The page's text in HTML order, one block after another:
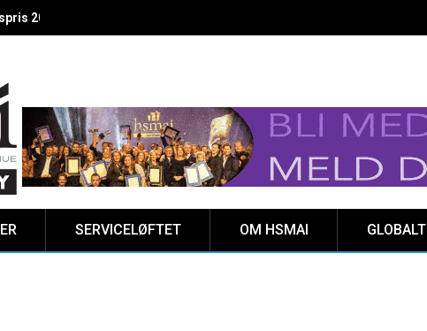
vinnere kåret på Clarion Hotel The HUB
SERVICELØFTET OM HSMAI GLOBALT